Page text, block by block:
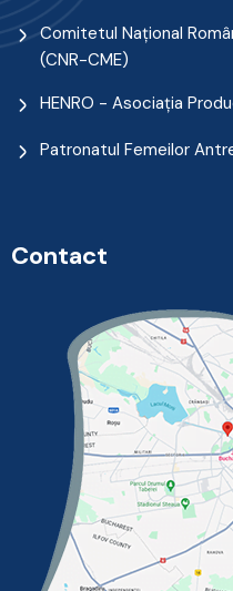
Comitetul Naţional
(CNR-CME)
HENRO - Asociația
Patronatul Femeilor
Contact